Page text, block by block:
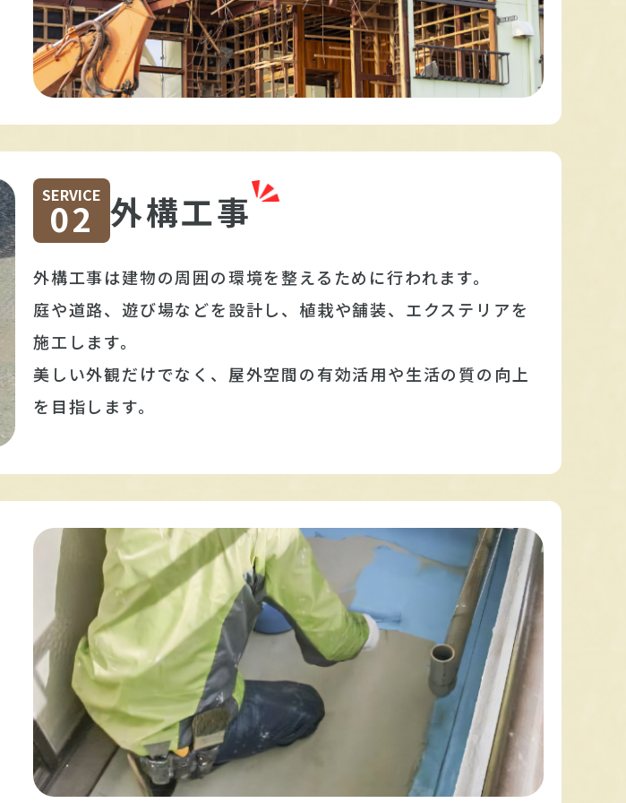
SERVICE
02 外構工事
外構工事は建物の周囲の環境を整えるために行われます。
庭や道路、遊び場などを設計し、植栽や舗装、エクステリアを
施工します。
美しい外観だけでなく、屋外空間の有効活用や生活の質の向上
を目指します。